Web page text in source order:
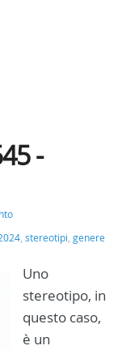
-
, stereotipi, genere
Uno
stereotipo, in
questo caso,
è un